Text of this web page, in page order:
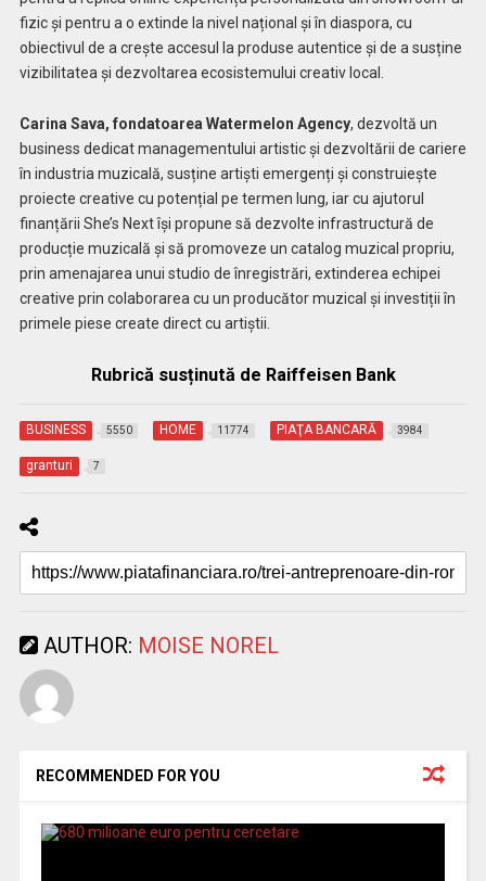
fizic și pentru a o extinde la nivel național și în diaspora, cu
obiectivul de a crește accesul la produse autentice și de a susține
vizibilitatea și dezvoltarea ecosistemului creativ local.
Carina Sava, fondatoarea Watermelon Agency, dezvoltă un
business dedicat managementului artistic și dezvoltării de cariere
în industria muzicală, susține artiști emergenți și construiește
proiecte creative cu potențial pe termen lung, iar cu ajutorul
finanțării She’s Next își propune să dezvolte infrastructură de
producție muzicală și să promoveze un catalog muzical propriu,
prin amenajarea unui studio de înregistrări, extinderea echipei
creative prin colaborarea cu un producător muzical și investiții în
primele piese create direct cu artiștii.
Rubrică susținută de Raiffeisen Bank
BUSINESS 5550 HOME 11774 PIAŢA BANCARĂ 3984
granturi 7
AUTHOR: MOISE NOREL
RECOMMENDED FOR YOU